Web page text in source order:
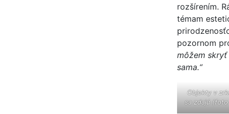
rozšírením.
témam
pozornom
môžem
sama.“
Objekty v
sa zdajú